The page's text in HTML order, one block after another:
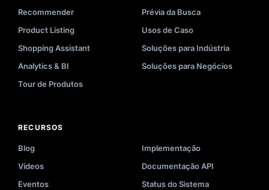
Recommender
Prévia da Busca
Product Listing
Usos de Caso
Shopping Assistant
Soluções para Indústria
Analytics & BI
Soluções para Negócios
Tour de Produtos
RECURSOS
Blog
Implementação
Vídeos
Documentação API
Eventos
Status do Sistema